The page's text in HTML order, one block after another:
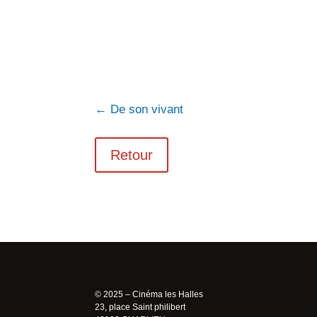
← De son vivant
Retour
© 2025 – Cinéma les Halles
23, place Saint philibert